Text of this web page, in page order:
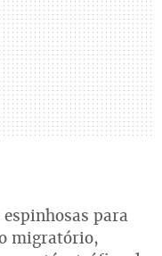
para
migratório,